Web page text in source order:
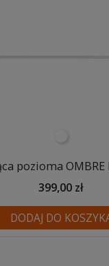
pozioma OMBRE
399,00 zł
DODAJ DO